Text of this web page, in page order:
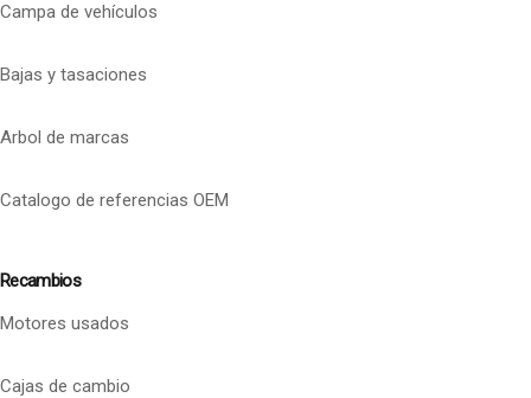
Campa de vehículos
Bajas y tasaciones
Arbol de marcas
Catalogo de referencias OEM
Recambios
Motores usados
Cajas de cambio